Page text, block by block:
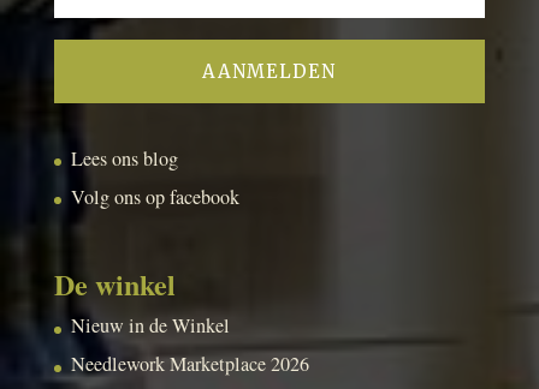
Lees ons blog
Volg ons op facebook
De winkel
Nieuw in de Winkel
Needlework Marketplace 2026